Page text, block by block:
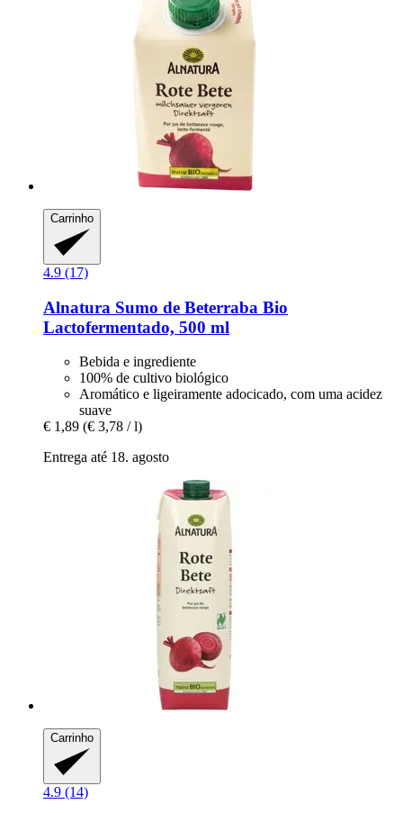
Carrinho
4.9 (17)
Alnatura Sumo de Beterraba Bio
Lactofermentado, 500 ml
Bebida e ingrediente
100% de cultivo biológico
Aromático e ligeiramente adocicado, com uma acidez
suave
€ 1,89 (€ 3,78 / l)
Entrega até 18. agosto
Carrinho
4.9 (14)